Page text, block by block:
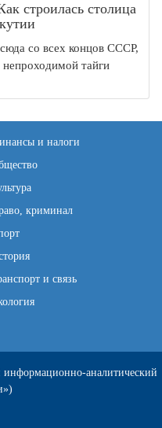
строилась столица
со всех концов СССР,
непроходимой тайги
и налоги
криминал
и связь
аналитический